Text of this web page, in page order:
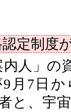
認定制度
人」の
月7日
と、宇